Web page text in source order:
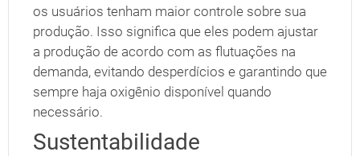
os usuários tenham maior controle sobre sua
produção. Isso significa que eles podem ajustar
a produção de acordo com as flutuações na
demanda, evitando desperdícios e garantindo que
sempre haja oxigênio disponível quando
necessário.
Sustentabilidade